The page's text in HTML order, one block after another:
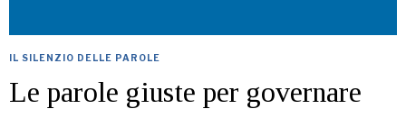
IL SILENZIO DELLE PAROLE
Le parole giuste per governare